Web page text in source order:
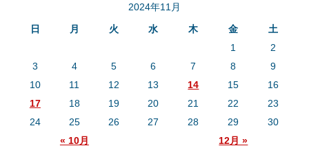
2024年11月
日
月 火 水 木 金 土
« 10月 12月 »
1
2
3
4 5 6 7 8
9
10
11 12 13 14 15
16
17
18 19 20 21 22
23
24
25 26 27 28 29 30